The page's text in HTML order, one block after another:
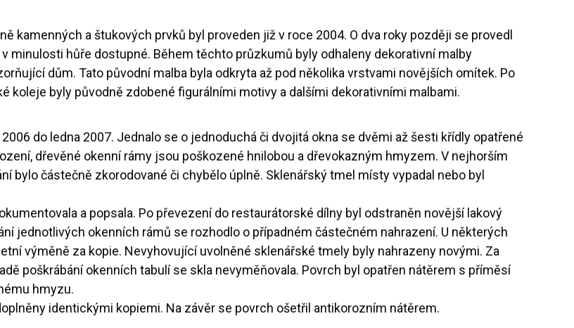
kamenných a štukových prvků byl proveden již v roce 2004. O dva roky později se provedl
minulosti hůře dostupné. Během těchto průzkumů byly odhaleny dekorativní malby
dům. Tato původní malba byla odkryta až pod několika vrstvami novějších omítek. Po
koleje byly původně zdobené figurálními motivy a dalšími dekorativními malbami.
do ledna 2007. Jednalo se o jednoduchá či dvojitá okna se dvěmi až šesti křídly opatřené
dřevěné okenní rámy jsou poškozené hnilobou a dřevokazným hmyzem. V nejhorším
bylo částečně zkorodované či chybělo úplně. Sklenářský tmel místy vypadal nebo byl
a popsala. Po převezení do restaurátorské dílny byl odstraněn novější lakový
jednotlivých okenních rámů se rozhodlo o případném částečném nahrazení. U některých
výměně za kopie. Nevyhovující uvolněné sklenářské tmely byly nahrazeny novými. Za
poškrábání okenních tabulí se skla nevyměňovala. Povrch byl opatřen nátěrem s příměsí
hmyzu.
identickými kopiemi. Na závěr se povrch ošetřil antikorozním nátěrem.